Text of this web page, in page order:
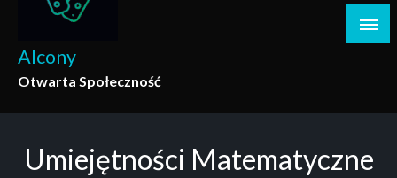
Alcony
Otwarta Społeczność
Umiejętności Matematyczne